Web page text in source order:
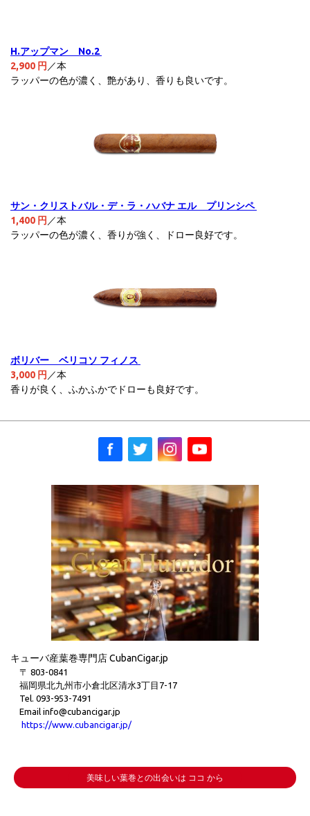
H.アップマン No.2
2,900 円 ／本
ラッパーの色が濃く、艶があり、香りも良いです。
サン・クリストバル・デ・ラ・ハバナ エル プリンシペ
1,400 円 ／本
ラッパーの色が濃く、香りが強く、ドロー良好です。
ボリバー ベリコソ フィノス
3,000 円 ／本
香りが良く、ふかふかでドローも良好です。
キューバ産葉巻専門店 CubanCigar.jp
〒 803-0841
福岡県北九州市小倉北区清水3丁目7-17
Tel. 093-953-7491
Email info@cubancigar.jp
https://www.cubancigar.jp/
美味しい葉巻との出会いは ココ から